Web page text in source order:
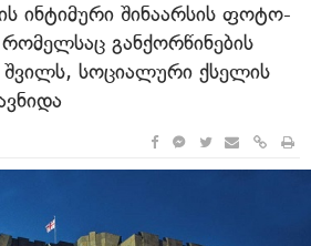
ინტიმური შინაარსის ფოტო-
განქორწინების
სოციალური ქსელის